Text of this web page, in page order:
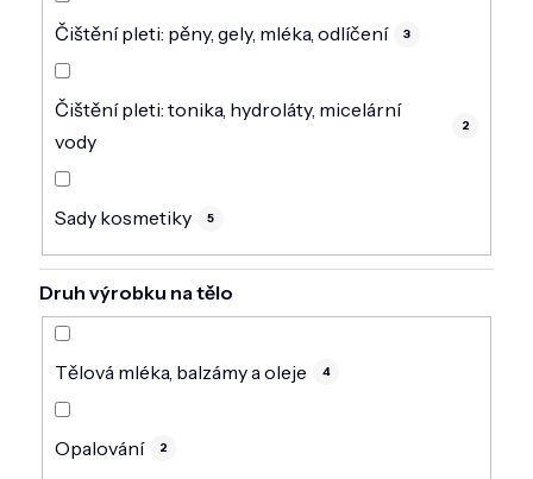
Čištění pleti: pěny, gely, mléka, odlíčení 3
Čištění pleti: tonika, hydroláty, micelární
vody
2
Sady kosmetiky 5
Druh výrobku na tělo
Tělová mléka, balzámy a oleje 4
Opalování 2